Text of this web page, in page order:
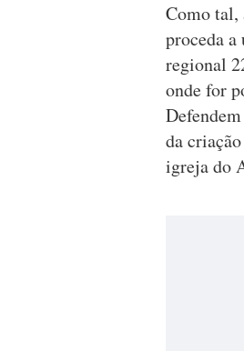
Como tal,
proceda a
regional
onde for
da
igreja do